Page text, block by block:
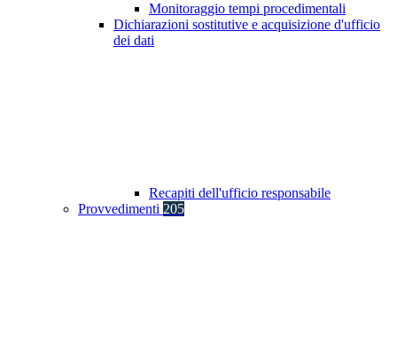
Monitoraggio tempi procedimentali
Dichiarazioni sostitutive e acquisizione d'ufficio
dei dati
Recapiti dell'ufficio responsabile
Provvedimenti 205